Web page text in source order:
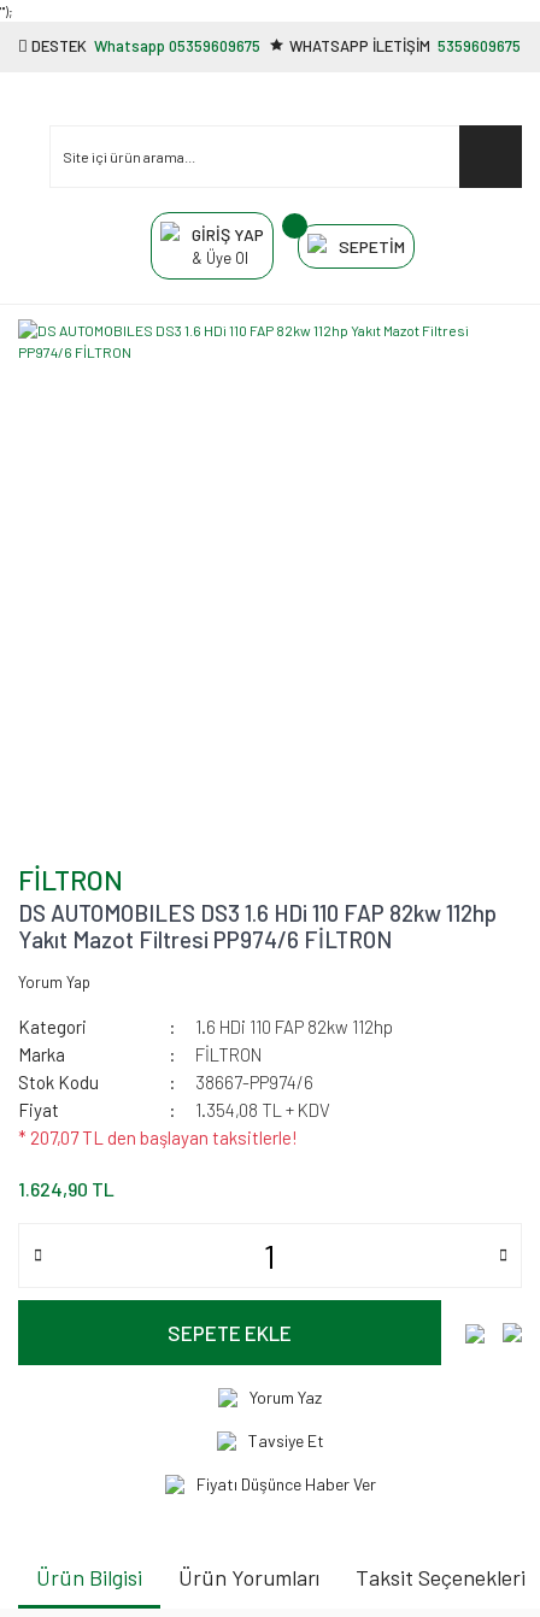
"');
DESTEK Whatsapp 05359609675 WHATSAPP İLETİŞİM 5359609675
GİRİŞ YAP
& Üye Ol
SEPETİM
FİLTRON
DS AUTOMOBILES DS3 1.6 HDi 110 FAP 82kw 112hp
Yakıt Mazot Filtresi PP974/6 FİLTRON
Yorum Yap
Kategori
1.6 HDi 110 FAP 82kw 112hp
Marka
FİLTRON
Stok Kodu
38667-PP974/6
Fiyat
1.354,08 TL + KDV
* 207,07 TL den başlayan taksitlerle!
1.624,90 TL
SEPETE EKLE
Yorum Yaz
Tavsiye Et
Fiyatı Düşünce Haber Ver
Ürün Bilgisi Ürün Yorumları Taksit Seçenekleri